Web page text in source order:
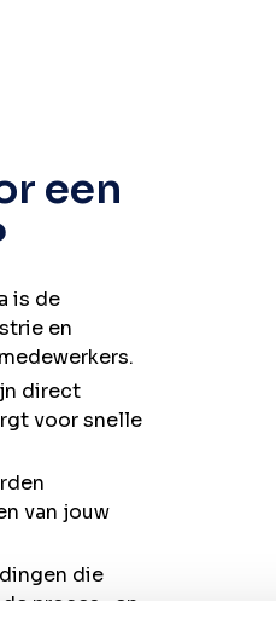
een
is de
en
direct
voor snelle
van jouw
die
proces- en